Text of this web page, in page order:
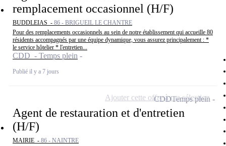
remplacement occasionnel (H/F)
BUDDLEIAS - 86 - BRIGUEIL LE CHANTRE
Pour des remplacements occasionnels au sein de notre établissement qui accueille 80
résidents accompagnés par une équipe dynamique, vous assurez principalement : *
le service hôtelier * l'entretien...
CDD - Temps plein
Publié il y a 7 jours
Agent de restauration et d'entretien
(H/F)
MAIRIE - 86 - NAINTRE
CDDTemps plein
Ajouter cette offre à ma sélection